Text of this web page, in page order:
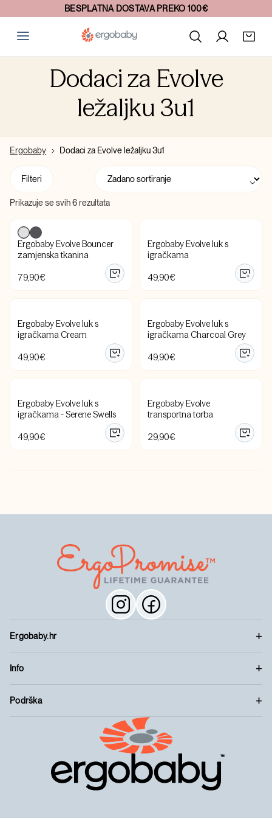
BESPLATNA DOSTAVA PREKO 100€
Dodaci za Evolve
ležaljku 3u1
Ergobaby Dodaci za Evolve ležaljku 3u1
Filteri
Prikazuje se svih 6 rezultata
Ergobaby Evolve Bouncer
zamjenska tkanina
79,90€
Ergobaby Evolve luk s
igračkama
49,90€
Ergobaby Evolve luk s
igračkama Cream
49,90€
Ergobaby Evolve luk s
igračkama Charcoal Grey
49,90€
Ergobaby Evolve luk s
igračkama - Serene Swells
49,90€
Ergobaby Evolve
transportna torba
29,90€
Ergobaby.hr
Info
Podrška
™